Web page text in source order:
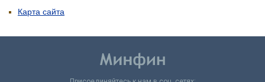
Карта сайта